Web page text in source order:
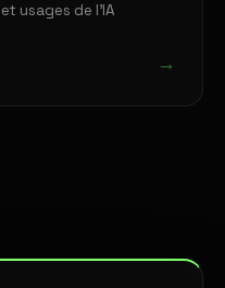
usages de l'IA
→